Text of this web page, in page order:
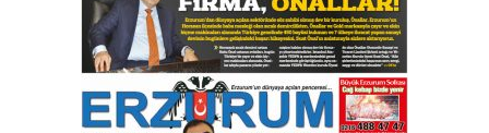
yönetimdekiler aşağı
çekmemeli!
17 Şubat 2026 SalıOrhan BOZKURT
Bir fotoğraf, bir şehir, bir
gazeteci… Dizginler kimin
elinde?